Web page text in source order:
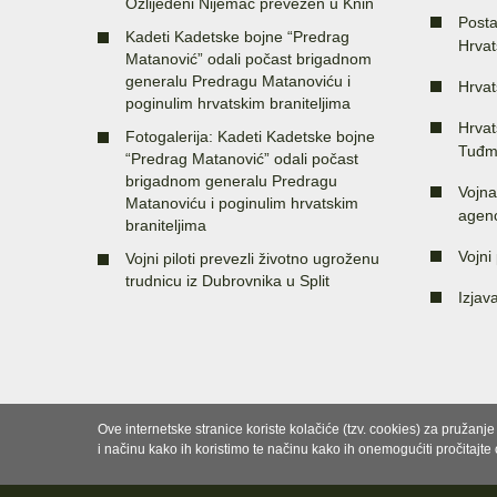
Kadeti Kadetske bojne “Predrag
Matanović” odali počast brigadnom
generalu Predragu Matanoviću i
poginulim hrvatskim braniteljima
Fotogalerija: Kadeti Kadetske bojne
“Predrag Matanović” odali počast
brigadnom generalu Predragu
Matanoviću i poginulim hrvatskim
braniteljima
Vojni piloti prevezli životno ugroženu
trudnicu iz Dubrovnika u Split
Vojni
Ove internetske stranice koriste kolačiće (tzv. cookies) za
i načinu kako ih koristimo te načinu kako ih onemogućiti